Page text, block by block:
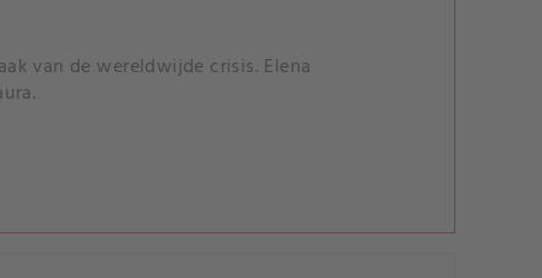
van de wereldwijde crisis. Elena